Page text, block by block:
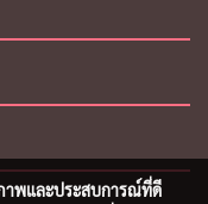
าพและประสบการณ์ที่ดี